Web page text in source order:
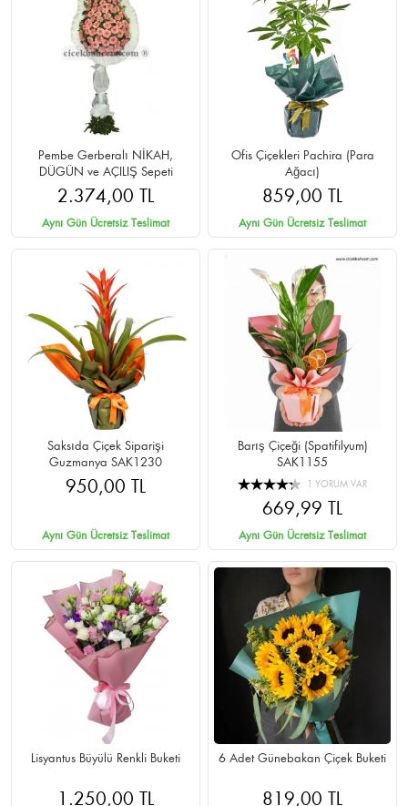
Pembe Gerberalı NİKAH,
DÜGÜN ve AÇILIŞ Sepeti
2.374,00 TL
Aynı Gün Ücretsiz Teslimat
Ofis Çiçekleri Pachira (Para
Ağacı)
859,00 TL
Aynı Gün Ücretsiz Teslimat
Saksıda Çiçek Siparişi
Guzmanya SAK1230
950,00 TL
Aynı Gün Ücretsiz Teslimat
Barış Çiçeği (Spatifilyum)
SAK1155
1 YORUM VAR
669,99 TL
Aynı Gün Ücretsiz Teslimat
Lisyantus Büyülü Renkli Buketi
1.250,00 TL
6 Adet Günebakan Çiçek Buketi
819,00 TL